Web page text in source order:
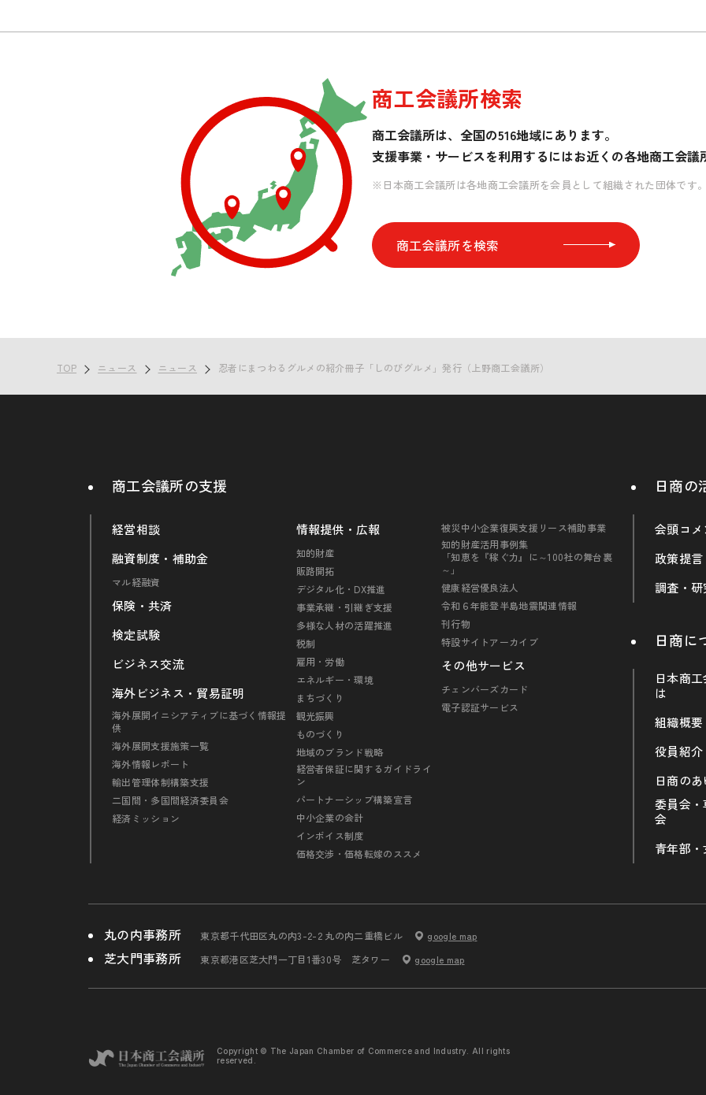
商工会議所検索
商工会議所は、全国の516地域にあります。
支援事業・サービスを利用するにはお近くの各地商工会議
※日本商工会議所は各地商工会議所を会員として組織された団体です。
商工会議所を検索
TOP ニュース ニュース 忍者にまつわるグルメの紹介冊子「しのびグルメ」発行（上野商工会議所）
商工会議所の支援
経営相談
融資制度・補助金
マル経融資
保険・共済
検定試験
ビジネス交流
海外ビジネス・貿易証明
海外展開イニシアティブに基づく情報提
供
海外展開支援施策一覧
海外情報レポート
輸出管理体制構築支援
二国間・多国間経済委員会
経済ミッション
情報提供・広報
知的財産
販路開拓
デジタル化・DX推進
事業承継・引継ぎ支援
多様な人材の活躍推進
税制
雇用・労働
エネルギー・環境
まちづくり
観光振興
ものづくり
地域のブランド戦略
経営者保証に関するガイドライ
ン
パートナーシップ構築宣言
中小企業の会計
インボイス制度
価格交渉・価格転嫁のススメ
被災中小企業復興支援リース補助事業
知的財産活用事例集
「知恵を『稼ぐ力』に～100社の舞台裏
～」
健康経営優良法人
令和６年能登半島地震関連情報
刊行物
特設サイトアーカイブ
その他サービス
チェンバーズカード
電子認証サービス
日商の
会頭コメ
政策提言
調査・研
日商に
日本商
は
組織概要
役員紹介
日商の
委員会・
会
青年部
丸の内事務所 東京都千代田区丸の内3-2-2 丸の内二重橋ビル google map
芝大門事務所 東京都港区芝大門一丁目1番30号 芝タワー google map
Copyright © The Japan Chamber of Commerce and Industry. All rights
reserved.